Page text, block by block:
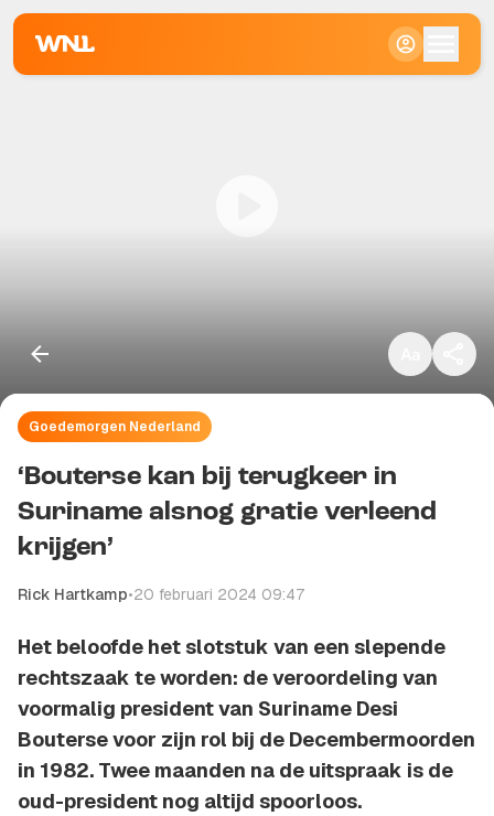
Goedemorgen Nederland
‘Bouterse kan bij terugkeer in
Suriname alsnog gratie verleend
krijgen’
Rick Hartkamp•20 februari 2024 09:47
Het beloofde het slotstuk van een slepende
rechtszaak te worden: de veroordeling van
voormalig president van Suriname Desi
Bouterse voor zijn rol bij de Decembermoorden
in 1982. Twee maanden na de uitspraak is de
oud-president nog altijd spoorloos.